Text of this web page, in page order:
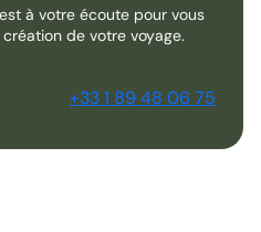
à votre écoute pour vous
de votre voyage.
+33 1 89 48 06 75